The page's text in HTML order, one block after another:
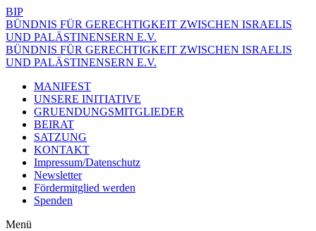
BIP
BÜNDNIS FÜR GERECHTIGKEIT ZWISCHEN ISRAELIS
UND PALÄSTINENSERN E.V.
BÜNDNIS FÜR GERECHTIGKEIT ZWISCHEN ISRAELIS
UND PALÄSTINENSERN E.V.
MANIFEST
UNSERE INITIATIVE
GRUENDUNGSMITGLIEDER
BEIRAT
SATZUNG
KONTAKT
Impressum/Datenschutz
Newsletter
Fördermitglied werden
Spenden
Menü